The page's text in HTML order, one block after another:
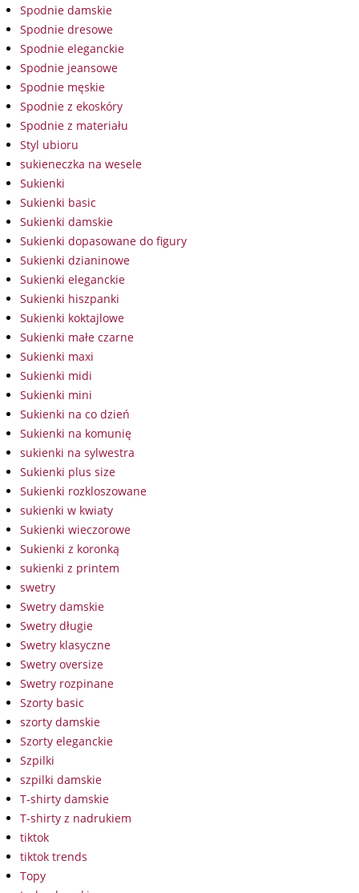
Spodnie damskie
Spodnie dresowe
Spodnie eleganckie
Spodnie jeansowe
Spodnie męskie
Spodnie z ekoskóry
Spodnie z materiału
Styl ubioru
sukieneczka na wesele
Sukienki
Sukienki basic
Sukienki damskie
Sukienki dopasowane do figury
Sukienki dzianinowe
Sukienki eleganckie
Sukienki hiszpanki
Sukienki koktajlowe
Sukienki małe czarne
Sukienki maxi
Sukienki midi
Sukienki mini
Sukienki na co dzień
Sukienki na komunię
sukienki na sylwestra
Sukienki plus size
Sukienki rozkloszowane
sukienki w kwiaty
Sukienki wieczorowe
Sukienki z koronką
sukienki z printem
swetry
Swetry damskie
Swetry długie
Swetry klasyczne
Swetry oversize
Swetry rozpinane
Szorty basic
szorty damskie
Szorty eleganckie
Szpilki
szpilki damskie
T-shirty damskie
T-shirty z nadrukiem
tiktok
tiktok trends
Topy